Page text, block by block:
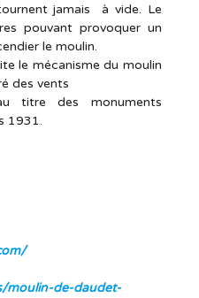
jamais à vide. Le
pouvant provoquer un
le moulin.
le mécanisme du moulin
des vents
titre des monuments
1931.
moulin-de-daudet-